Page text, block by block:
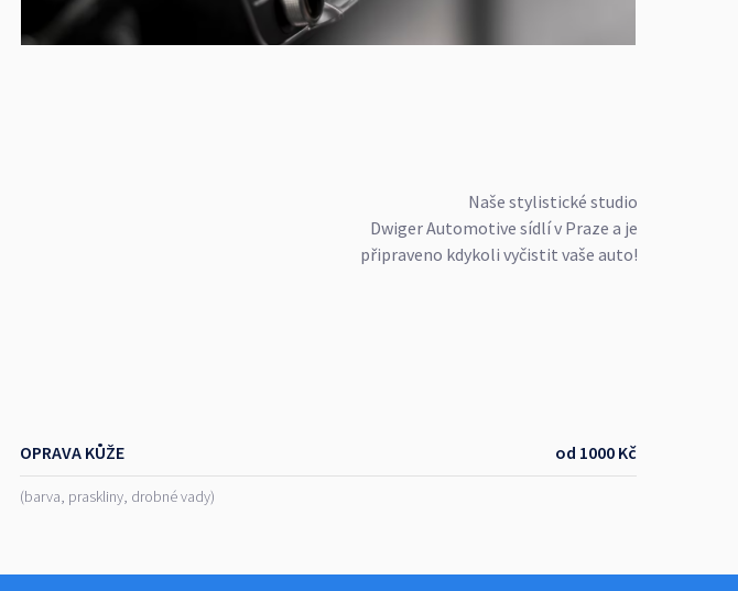
Naše stylistické studio
Dwiger Automotive sídlí v Praze a je
připraveno kdykoli vyčistit vaše auto!
OPRAVA KŮŽE od 1000 Kč
(barva, praskliny, drobné vady)